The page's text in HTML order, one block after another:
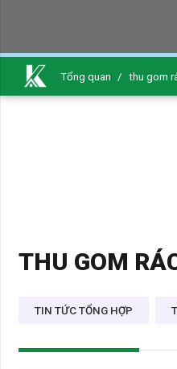
Tổng quan / thu gom
THU GOM
TIN TỨC TỔNG HỢP